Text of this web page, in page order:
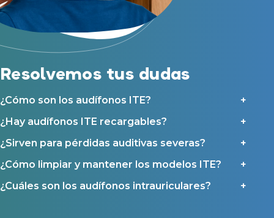
Resolvemos tus dudas
¿Cómo son los audífonos ITE?
¿Hay audífonos ITE recargables?
¿Sirven para pérdidas auditivas severas?
¿Cómo limpiar y mantener los modelos ITE?
¿Cuáles son los audífonos intrauriculares?